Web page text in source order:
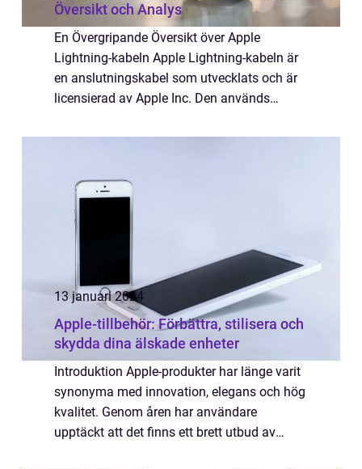
Översikt och Analys
En Övergripande Översikt över Apple
Lightning-kabeln Apple Lightning-kabeln är
en anslutningskabel som utvecklats och är
licensierad av Apple Inc. Den används
datorer, laddare och andra kompatibla
13 januari 2024
Apple-tillbehör: Förbättra, stilisera och
skydda dina älskade enheter
Introduktion Apple-produkter har länge varit
synonyma med innovation, elegans och hög
kvalitet. Genom åren har användare
upptäckt att det finns ett brett utbud av